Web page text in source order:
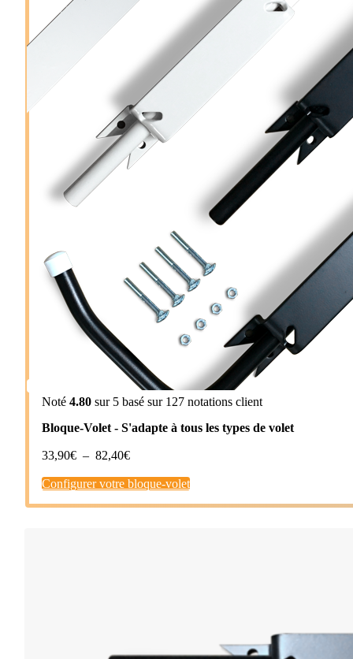
Noté 4.80sur 5 basé sur 127notations client
Bloque-Volet - S'adapte à tous les types de volet
33,90€ – 82,40€Plage
prix :
33,90€
Configurer votre bloque-volet